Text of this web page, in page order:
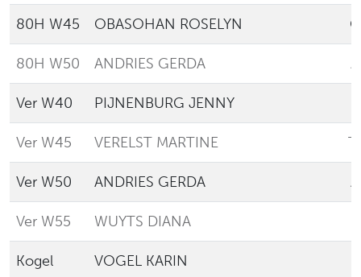
80H W45 OBASOHAN ROSELYN
80H W50 ANDRIES GERDA
Ver W40 PIJNENBURG JENNY
Ver W45 VERELST MARTINE
Ver W50 ANDRIES GERDA
Ver W55 WUYTS DIANA
Kogel
VOGEL KARIN